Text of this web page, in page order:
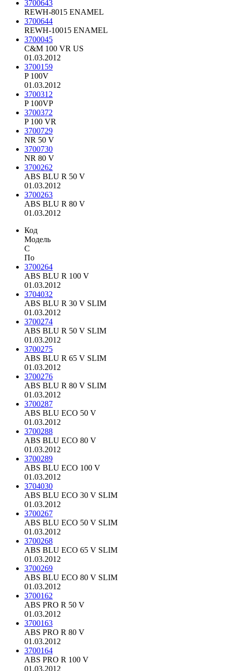
3700643
REWH-8015 ENAMEL
3700644
REWH-10015 ENAMEL
3700045
C&M 100 VR US
01.03.2012
3700159
P 100V
01.03.2012
3700312
P 100VP
3700372
P 100 VR
3700729
NR 50 V
3700730
NR 80 V
3700262
ABS BLU R 50 V
01.03.2012
3700263
ABS BLU R 80 V
01.03.2012
Код
Модель
С
По
3700264
ABS BLU R 100 V
01.03.2012
3704032
ABS BLU R 30 V SLIM
01.03.2012
3700274
ABS BLU R 50 V SLIM
01.03.2012
3700275
ABS BLU R 65 V SLIM
01.03.2012
3700276
ABS BLU R 80 V SLIM
01.03.2012
3700287
ABS BLU ECO 50 V
01.03.2012
3700288
ABS BLU ECO 80 V
01.03.2012
3700289
ABS BLU ECO 100 V
01.03.2012
3704030
ABS BLU ECO 30 V SLIM
01.03.2012
3700267
ABS BLU ECO 50 V SLIM
01.03.2012
3700268
ABS BLU ECO 65 V SLIM
01.03.2012
3700269
ABS BLU ECO 80 V SLIM
01.03.2012
3700162
ABS PRO R 50 V
01.03.2012
3700163
ABS PRO R 80 V
01.03.2012
3700164
ABS PRO R 100 V
01.03.2012